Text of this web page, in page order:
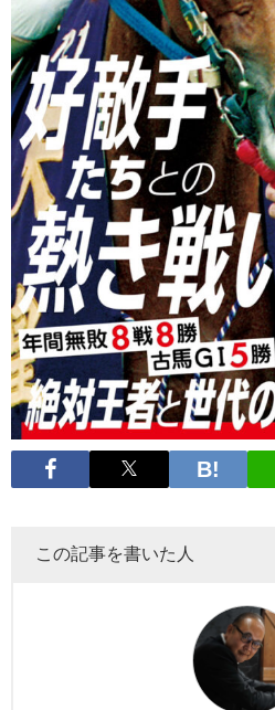
この記事を書いた人